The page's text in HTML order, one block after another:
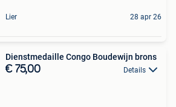
Lier 28 apr 26
Dienstmedaille Congo Boudewijn brons
€ 75,00 Details